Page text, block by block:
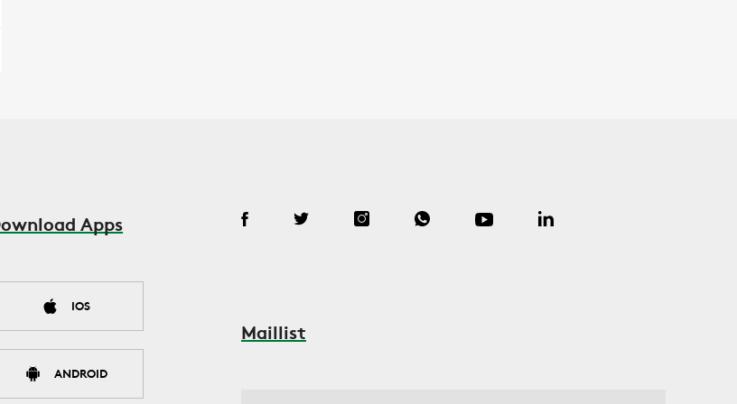
Apps
IOS
ANDROID
Maillist